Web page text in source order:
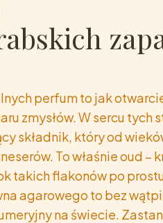
perfum to jak
zmysłów. W sercu tych
składnik, który od
To właśnie oud –
takich flakonów po
agarowego to bez
na świecie.